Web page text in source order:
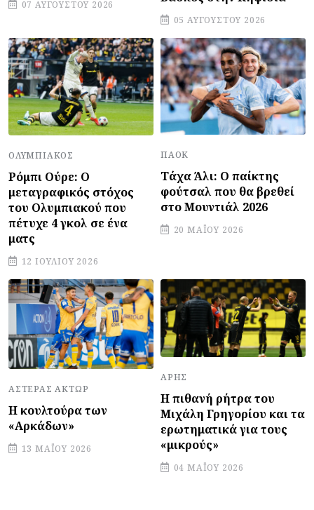
07 ΑΥΓΟΎΣΤΟΥ 2026
05 ΑΥΓΟΎΣΤΟΥ 2026
ΟΛΥΜΠΙΑΚΌΣ
Ρόμπι Ούρε: Ο
μεταγραφικός στόχος
του Ολυμπιακού που
πέτυχε 4 γκολ σε ένα
ματς
12 ΙΟΥΛΊΟΥ 2026
ΠΑΟΚ
Τάχα Άλι: Ο παίκτης
φούτσαλ που θα βρεθεί
στο Μουντιάλ 2026
20 ΜΑΪ́ΟΥ 2026
ΑΣΤΈΡΑΣ ΆΚΤΩΡ
Η κουλτούρα των
«Αρκάδων»
13 ΜΑΪ́ΟΥ 2026
ΆΡΗΣ
Η πιθανή ρήτρα του
Μιχάλη Γρηγορίου και τα
ερωτηματικά για τους
«μικρούς»
04 ΜΑΪ́ΟΥ 2026